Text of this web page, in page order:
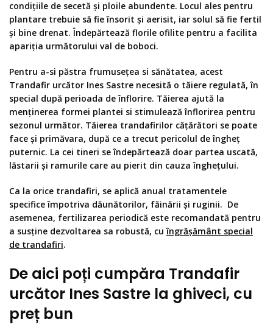
condițiile de secetă și ploile abundente. Locul ales pentru
plantare trebuie să fie însorit și aerisit, iar solul să fie fertil
și bine drenat. Îndepărtează florile ofilite pentru a facilita
apariția următorului val de boboci.
Pentru a-si păstra frumusețea si sănătatea, acest
Trandafir urcător Ines Sastre necesită o tăiere regulată, în
special după perioada de înflorire. Tăierea ajută la
menținerea formei plantei si stimulează înflorirea pentru
sezonul următor. Tăierea trandafirilor cățărători se poate
face și primăvara, după ce a trecut pericolul de îngheț
puternic. La cei tineri se îndepărtează doar partea uscată,
lăstarii și ramurile care au pierit din cauza înghețului.
Ca la orice trandafiri, se aplică anual tratamentele
specifice împotriva dăunătorilor, făinării și ruginii. De
asemenea, fertilizarea periodică este recomandată pentru
a susține dezvoltarea sa robustă, cuîngrășământ special
de trandafiri.
De aici poți cumpăra Trandafir
urcător Ines Sastre la ghiveci, cu
preț bun